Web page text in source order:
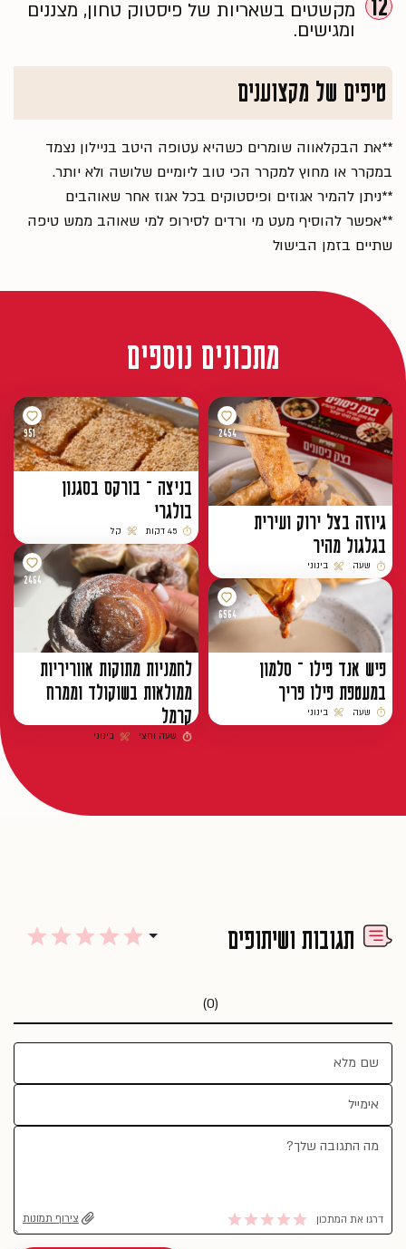
מקשטים בשאריות של פיסטוק טחון, מצננים
ומגישים.
טיפים של מקצוענים
**את הבקלאווה שומרים כשהיא עטופה היטב בניילון נצמד
במקרר או מחוץ למקרר הכי טוב ליומיים שלושה ולא יותר.
**ניתן להמיר אגוזים ופיסטוקים בכל אגוז אחר שאוהבים
**אפשר להוסיף מעט מי ורדים לסירופ למי שאוהב ממש טיפה
שתיים בזמן הבישול
מתכונים נוספים
2454
גיוזה בצל ירוק ועירית
בגלגול מהיר
זמן הכנה
שעה
רמת קושי
בינוני
951
בניצה – בורקס בסגנון
בולגרי
זמן הכנה
45 דקות
רמת קושי
קל
6564
פיש אנד פילו – סלמון
במעטפת פילו פריך
זמן הכנה
שעה
רמת קושי
בינוני
2464
לחמניות מתוקות אווריריות
ממולאות בשוקולד וממרח
קרמל
זמן הכנה
שעה וחצי
רמת קושי
בינוני
תגובות ושיתופים
(0)
דרגו את המתכון צירוף תמונות